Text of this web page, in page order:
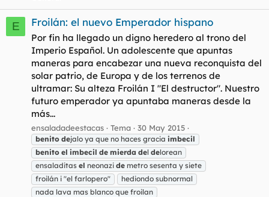
E Froilán: el nuevo Emperador hispano
Por fin ha llegado un digno heredero al trono del
Imperio Español. Un adolescente que apuntas
maneras para encabezar una nueva reconquista del
solar patrio, de Europa y de los terrenos de
ultramar: Su alteza Froilán I "El destructor". Nuestro
futuro emperador ya apuntaba maneras desde la
más...
ensaladadeestacas Tema 30 May 2015
benito dejalo ya que no haces gracia imbecil
benito el imbecil de mierda del delorean
ensaladitas el neonazi de metro sesenta y siete
froilán i "el farlopero"
hediondo subnormal
nada lava mas blanco que froilan